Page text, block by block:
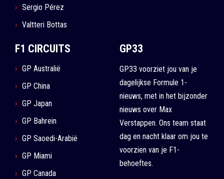
Sergio Pérez
Valtteri Bottas
F1 CIRCUITS
GP Australië
GP China
GP Japan
GP Bahrein
GP Saoedi-Arabië
GP Miami
GP Canada
GP33
GP33 voorziet jou van je
dagelijkse Formule 1-
nieuws, met in het bijzonder
nieuws over Max
Verstappen. Ons team staat
dag en nacht klaar om jou te
voorzien van je F1-
behoeftes.